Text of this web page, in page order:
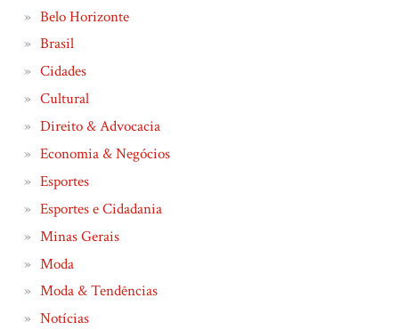
Belo Horizonte
Brasil
Cidades
Cultural
Direito & Advocacia
Economia & Negócios
Esportes
Esportes e Cidadania
Minas Gerais
Moda
Moda & Tendências
Notícias